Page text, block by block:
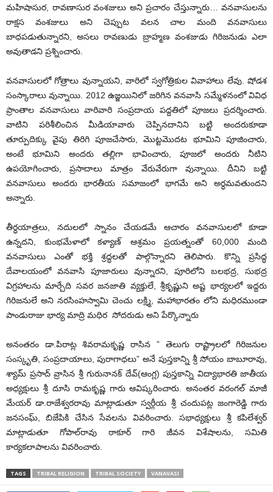
మహిషాసుర, రావణాసుర వంశజులు అని ప్రచారం చేస్తున్నారు… వనవాసులను
రాక్షస వంశజులు అని చెప్పుట వలన చాల మంది వనవాసులు
బాధప‌డుతున్నార‌ని, అస‌లు రావణుడు బ్రాహ్మణ వంశజుడు గిరిజనుడు ఎలా
అవుతాడ‌ని ప్ర‌శ్నించారు.
వనవాసులలో గోత్రాలు వున్నాయని, వారిలో స్వగోత్రికుల వివాహాలు లేవు. షోడశ
సంస్కారాలు వున్నాయి. 2012 ఉజ్జయినిలో జరిగిన వనవాసి సమ్మేళనంలో వివిధ
ప్రాంతాల వనవాసులు వారివారి సంప్రదాయ పద్దతిలో పూజలు ప్రదర్శించారు.
వాటిని పరిశీలించిన మీడియావారు చెప్పినదానిని బట్టి అందరుకూడా
తూర్పుదిక్కు వైపు తిరిగి పూజచేసారు, మొట్టమొదట భూమిని పూజించారు,
అంటే భూమిని అందరు తల్లిగా భావించారు, పూజలో అందరు నీటిని
ఉపయోగించారు, ప్రసాదాలు మాత్రం వేరువేరుగా వున్నాయి. దీనిని బట్టి
వనవాసులు అందరు భారతీయ సమాజంలో భాగమే అని అర్ధమ‌వ‌తుంద‌ని
అన్నారు.
తీర్ధయాత్రలు, నదులలో స్నానం చేయడ‌మే ఆచారం వనవాసులలో కూడా
ఉన్న‌ద‌ని, కుంభమేళాలో కళ్యాణ్ ఆశ్రమం ప్రయ‌త్నంతో 60,000 మంది
వనవాసులు ఎంతో భక్తి శ్రద్ధలతో పాల్గొన్నార‌ని తెలిపారు. కొన్ని ప్రసిద్ధ
దేవాలయంలో వనవాసి పూజారులు వున్నార‌ని, పూరిలోని బలభద్ర, సుభద్ర
విగ్రహాలను మార్చేది సవర జనజాతి వ్యక్తులే, శ్రీకృష్ణుని అష్ట భార్యలలో ఇద్దరు
గిరిజనులే అని నరసింహస్వామి చెంచు లక్ష్మి, మహాభారతం లోని మధిరముండా
పాండురాజు భార్య మాద్రి మధిర సోదరుడు అని పేర్కొన్నారు
అనంత‌రం డా.పిరాట్ల శివరామకృష్ణ రాసిన ” తెలుగు రాష్ట్రాలలో గిరిజనుల
సంస్కృతి, సంప్రదాయాలు, పురాగాధలు” అనే పుస్తకాన్ని శ్రీ సోయం బాబూరావు,
శ్యామ్ ప్రసాద్ వ్రాసిన శ్రీ గురునానక్ దేవ్(ఆంగ్ల) పుస్తకాన్ని విద్యాభారతి జాతీయ
అధ్యక్షులు శ్రీ దూసి రామకృష్ణ గారు ఆవిష్కరించారు. అనంత‌ర వరంగల్ మాజీ
మేయర్ డా.రాజేశ్వరరావు మాట్లాడుతూ స్వర్గీయ శ్రీ చందుపట్ల జంగారెడ్డి గారు
జనసంఘ్, బిజేపికి చేసిన సేవలను వివరించారు. సభాధ్య‌క్షులు శ్రీ కపిలేశ్వర్
మాట్లాడుతూ గోపాల్‌రావు ఠాకూర్ గారి జీవన విశేషాలను, సమితి
కార్యకలాపాలను వివరించారు.
TAGS TRIBAL RELIGION TRIBAL SOCIETY VANAVASI